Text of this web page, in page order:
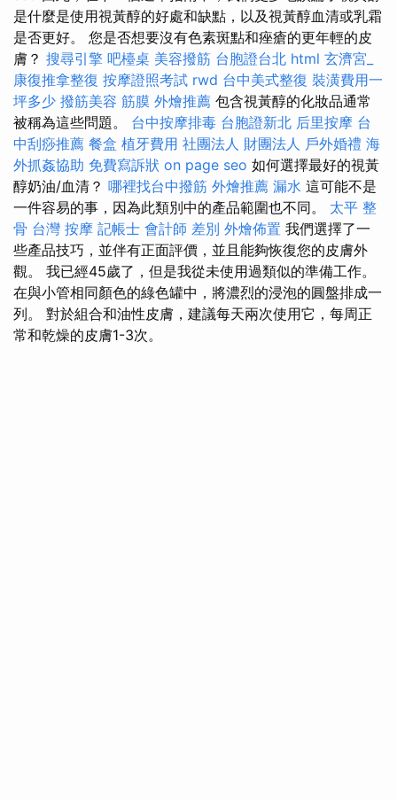
是什麼是使用視黃醇的好處和缺點，以及視黃醇血清或乳霜
是否更好。 您是否想要沒有色素斑點和痤瘡的更年輕的皮
膚？ 搜尋引擎 吧檯桌 美容撥筋 台胞證台北 html 玄濟宮_
康復推拿整復 按摩證照考試 rwd 台中美式整復 裝潢費用一
坪多少 撥筋美容 筋膜 外燴推薦 包含視黃醇的化妝品通常
被稱為這些問題。 台中按摩排毒 台胞證新北 后里按摩 台
中刮痧推薦 餐盒 植牙費用 社團法人 財團法人 戶外婚禮 海
外抓姦協助 免費寫訴狀 on page seo 如何選擇最好的視黃
醇奶油/血清？ 哪裡找台中撥筋 外燴推薦 漏水 這可能不是
一件容易的事，因為此類別中的產品範圍也不同。 太平 整
骨 台灣 按摩 記帳士 會計師 差別 外燴佈置 我們選擇了一
些產品技巧，並伴有正面評價，並且能夠恢復您的皮膚外
觀。 我已經45歲了，但是我從未使用過類似的準備工作。
在與小管相同顏色的綠色罐中，將濃烈的浸泡的圓盤排成一
列。 對於組合和油性皮膚，建議每天兩次使用它，每周正
常和乾燥的皮膚1-3次。